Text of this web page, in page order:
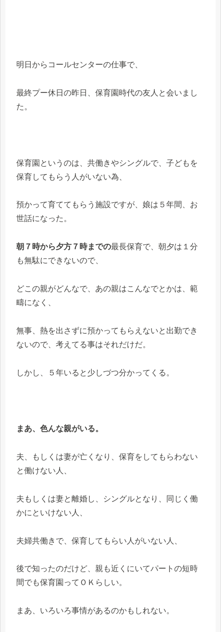
明日からコールセンターの仕事で、
最終プー休日の昨日、保育園時代の友人と会いまし
た。
保育園というのは、共働きやシングルで、子どもを
保育してもらう人がいない為、
預かって育ててもらう施設ですが、娘は５年間、お
世話になった。
朝７時から夕方７時までの最長保育で、朝夕は１分
も無駄にできないので、
どこの親がどんなで、あの親はこんなでとかは、範
疇になく、
無事、熱を出さずに預かってもらえないと出勤でき
ないので、考えてる事はそれだけだ。
しかし、５年いると少しづつ分かってくる。
まあ、色んな親がいる。
夫、もしくは妻が亡くなり、保育をしてもらわない
と働けない人、
夫もしくは妻と離婚し、シングルとなり、同じく働
かにといけない人、
夫婦共働きで、保育してもらい人がいない人、
後で知ったのだけど、親も近くにいてパートの短時
間でも保育園ってＯＫらしい。
まあ、いろいろ事情があるのかもしれない。